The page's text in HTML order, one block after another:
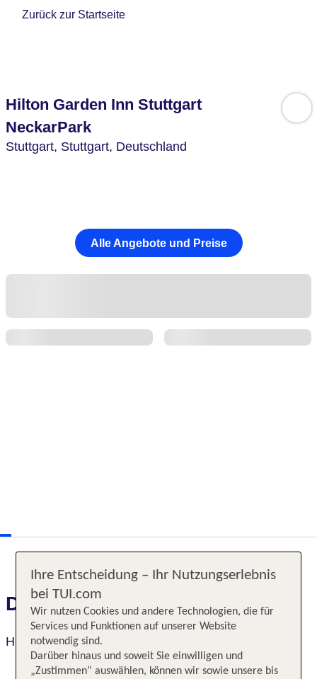
Zurück zur Startseite
Hilton Garden Inn Stuttgart
NeckarPark
Stuttgart, Stuttgart, Deutschland
Alle Angebote und Preise
Das erwartet Sie
Hilton Garden Inn Stuttgart NeckarPark
Ihre Entscheidung – Ihr Nutzungserlebnis
bei TUI.com
Wir nutzen Cookies und andere Technologien, die für
Services und Funktionen auf unserer Website
notwendig sind.
Darüber hinaus und soweit Sie einwilligen und
„Zustimmen“ auswählen, können wir sowie unsere bis